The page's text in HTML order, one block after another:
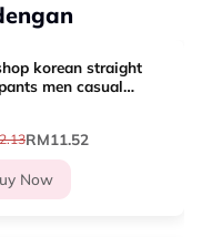
korean straight
men casual
lelaki bertali [K30]
RM11.52
Now